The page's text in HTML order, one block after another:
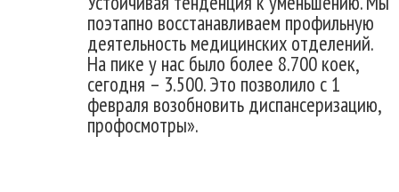
поэтапно восстанавливаем профильную
деятельность медицинских отделений.
На пике у нас было более 8.700 коек,
сегодня – 3.500. Это позволило с 1
февраля возобновить диспансеризацию,
профосмотры».